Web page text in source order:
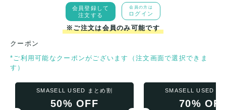
会員登録して
注文する
会員の方は
ログイン
※ご注文は会員のみ可能です
クーポン
*ご利用可能なクーポンがございます（注文画面で選択できま
す）
SMASELL USED まとめ割
50% OFF
SMASELL USED ま
70%